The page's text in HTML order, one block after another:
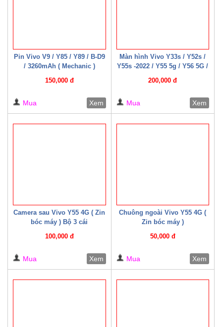
Pin Vivo V9 / Y85 / Y89 / B-D9
/ 3260mAh ( Mechanic )
150,000 đ
Mua Xem
Màn hình Vivo Y33s / Y52s /
Y55s -2022 / Y55 5g / Y56 5G /
Y77e / Y72t / U5 / T2x / T1x /
200,000 đ
Mua Xem
Camera sau Vivo Y55 4G ( Zin
bóc máy ) Bộ 3 cái
100,000 đ
Mua Xem
Chuông ngoài Vivo Y55 4G (
Zin bóc máy )
50,000 đ
Mua Xem